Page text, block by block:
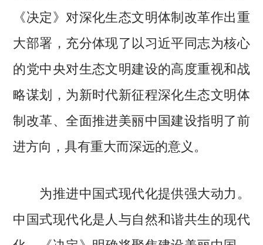
《决定》对深化生态文明体制改革作出重
大部署，充分体现了以习近平同志为核心
的党中央对生态文明建设的高度重视和战
略谋划，为新时代新征程深化生态文明体
制改革、全面推进美丽中国建设指明了前
进方向，具有重大而深远的意义。
为推进中国式现代化提供强大动力。
中国式现代化是人与自然和谐共生的现代